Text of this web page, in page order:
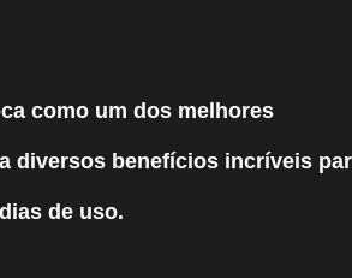
como um dos melhores
diversos benefícios incríveis
de uso.